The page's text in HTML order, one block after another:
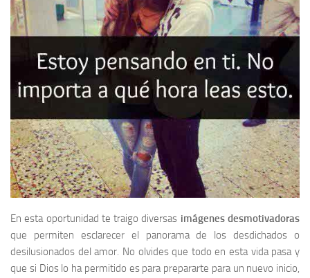
En esta oportunidad te traigo diversas imágenes desmotivadoras
que permiten esclarecer el panorama de los desdichados o
desilusionados del amor. No olvides que todo en esta vida pasa y
que si Dios lo ha permitido es para prepararte para un nuevo inicio,